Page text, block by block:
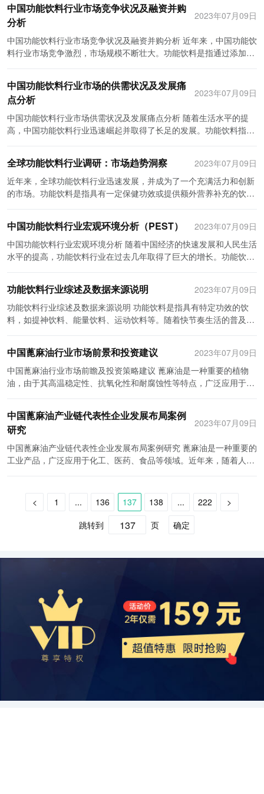
提升免疫力和调节身体机能，受到关注健康养生的中老年人的关注。
其次，功能饮料的消费者群体也呈现出多样化的趋势。尽管年轻人和
运动爱好者仍然是功能饮料的主要消费群体，但随着功能饮料产品越
来越多样化，不同年龄段和不同职业的消费者也开始关注并使用功能
饮料。例如，中老年人对于保持健康和延缓衰老的需求，成为功能饮
化。传统的销售渠道仍然是功能饮料销售的主要方式，如超市、便利
店和药店等。但随着电商的兴起和消费者线上购物习惯的逐渐养成，
越来越多的功能饮料企业开始在电商平台进行销售。此外，一些新兴
的销售渠道也开始兴起，如健身房、运动场馆等。这些新型渠道的出
现，使得消费者更加便捷地购买到自己所需的功能饮料产品。 然而，
日趋激烈，功能饮料产品同质化现象严重。消费者难以在各种功能饮
料产品中找到真正适合自己需求的产品，也容易导致功能饮料市场的
泡沫化。另一方面，对于功能饮料可能带来的潜在风险和副作用，消
费者也存在一定的担忧。功能饮料企业需要加强产品研发和质量控
追求，以及不同功能饮料产品的多样化与个性化，推动了功能饮料行
业的快速成长。未来，功能饮料企业需要不断创新，增强产品差异化
竞争力，并加强市场营销和品牌建设，以满足消费者的需求，实现更
素、矿物质、纤维素等。这类产品的发展空间巨大，主要吸引消费者
的是其保健和补充营养的功能。目前市场上，脆弱消费者群体如老年
人、孕妇、儿童等对健康饮品的需求日益增长。此外，面临着高压生
活和工作的年轻人也开始关注保健饮品的选择。因此，健康饮品市场
有望在未来继续迎来更多的机会与挑战。 再次是功能性果蔬饮料。功
抗氧化物质等成分。这类产品在中国市场上得到了广泛的认可。尤其
是那些关注生活健康、追求天然、健康的消费者群体。各种融合果蔬
和功能性成分的饮料，如含有维生素C、胶原蛋白的果蔬饮料等，都
受到消费者的追捧。这类产品的发展势头非常迅猛，市场前景广阔。
最后是功能性饮料中的运动饮料。运动饮料是专为体育运动者设计的
动饮料市场也得到了相应的发展。目前，不少国内外知名品牌都开始
在中国市场推出各类运动饮料。适应运动人群需求的创新产品和口味
多样化，更进一步推动了这一市场的增长。 综上所述，中国的功能饮
料行业细分产品市场呈现出多元化和不断发展的态势。能量饮料、健
科技的进步和消费者意识的提升，功能饮料市场仍然具有很大的发展
潜力。唯有不断提升产品品质，满足消费者的需求，才能更好地推动
这一市场的发展。
的产业链支撑着整个行业的发展。本文将对中国功能饮料产业链进行
全景梳理，并对配套产业的发展进行分析。 功能饮料产业链主要包括
原料供应、生产加工、包装销售以及配送等环节。首先是原料供应环
节，主要涉及到水、果汁、糖、能量饮料配方和生物活性成分等各种
发、生产工艺以及质量控制等。不同的功能饮料对生产工艺的要求不
同，例如含有添加剂的功能饮料需要严格的生产工艺控制。然后是包
装销售环节，包括饮料包装材料的选取和生产、产品包装设计以及销
售和推广等。好的包装设计可以提升产品的识别度和美感，从而吸引
更多消费者。最后是配送环节，包括产品的运输、仓储和销售渠道的
的发展对功能饮料产业链的发展起到了重要的支撑作用。首先是包装
等。随着功能饮料市场的不断扩大，包装材料行业也得到了迅猛发
展。其次是糖业和果汁行业，功能饮料常常需要添加糖和果汁，所以
和生物技术行业，功能饮料的研发和生产需要依靠先进的科技和生物
统，以便及时将产品送达消费者手中。 然而，功能饮料产业链也面临
着一些挑战和问题。首先是市场竞争激烈，功能饮料品牌众多，市场
次是质量安全问题，功能饮料涉及的原料多样性较大，如果没有严格
的质量控制和监管机制，可能会存在质量安全问题。此外，功能饮料
行业也需要加强产品标准化和法律法规的制定与执行，以保证市场的
健康发展。 总的来说，中国功能饮料产业链庞大而复杂，涉及到多个
的增加，功能饮料市场的未来发展潜力巨大。然而，企业需要密切关
注市场竞争和质量安全等问题，通过创新和提升产品质量来不断拓展
市场份额，实现可持续发展。同时，相关政府部门也应加强对功能饮
料行业的管理和监管，制定更加完善的标准和政策，为功能饮料行业
中国功能饮料行业市场竞争状况及融资并购
分析
2023年07月09日
中国功能饮料行业市场竞争状况及融资并购分析 近年来，中国功能饮
料行业市场竞争激烈，市场规模不断壮大。功能饮料是指通过添加一
参与。 首先，市场竞争状况。中国的功能饮料市场正处于增长阶段，
市场需求不断增加。随着人们生活方式的改变和健康意识的提升，消
费者对功能性饮料的需求也在不断增加。同时，功能饮料市场的竞争
格局也在不断发生变化。目前，市场上主要还是以大品牌和知名企业
的市场竞争中，融资并购成为企业拓展市场和提升实力的重要手段。
大品牌企业通过并购其他品牌或者与其他企业合作，可以实现资源的
整合和市场份额的扩大。同时，通过融资并购，企业还可以引入更多
的资金和技术，提升产品的研发能力和市场竞争力。因此，融资并购
挑战。首先是市场选择的风险。在选择并购目标企业时，企业需要对
目标企业的市场和前景进行全面和准确的评估，避免投资的风险。其
次是整合和管理的挑战。融资并购后，企业需要进行资源的整合和管
理，确保各个环节的顺利衔接，以达到预期效果。 总结起来，中国功
新、拓展市场，提升产品品质和服务水平。融资并购是企业拓展市场
和提升实力的重要手段，但也需要注意风险和挑战。企业在进行融资
并购时，需要充分评估并确保目标企业的市场前景及整合能力，同时
注重资源整合和管理，以实现预期的效果。 随着中国经济的不断发
长势头。企业需要抓住市场机遇，加大产品研发和市场推广，进一步
具，但在进行融资并购时也需要谨慎决策，以降低风险和增加成功的
几率。功能饮料行业的竞争将进一步激烈，企业需要持续调整策略，
中国功能饮料行业市场的供需状况及发展痛
点分析
2023年07月09日
中国功能饮料行业市场供需状况及发展痛点分析 随着生活水平的提
高，中国功能饮料行业迅速崛起并取得了长足的发展。功能饮料指的
料。它们可以提供能量、改善体力、增强免疫力、促进消化等功效。
本文将从市场供需状况和发展痛点两个方面对中国功能饮料行业进行
分析。 首先，从供需状况来看，中国功能饮料行业市场前景广阔，需
求持续增长。随着人们生活节奏的加快和工作压力的增加，功能饮料
2025年，市场规模将超过千亿元人民币。 其次，中国功能饮料市场
的发展痛点也逐渐凸显。首先是市场竞争激烈，品牌同质化现象严
重。目前市场上的功能饮料品牌众多，产品种类繁多，但很多产品功
质量和安全问题。在功能饮料市场中，一些不法商家为了追求利益最
大化，采用低成本的原料和工艺，严重影响了产品质量和安全性。此
外，市场监管机构对功能饮料行业的监管力度相对较弱，导致了市场
都是传统的广告宣传和促销手段，缺乏创新和差异化。这导致了消费
者对功能饮料的认知和接受度有限，增加了产品推广和销售的难度。
针对以上市场现状和发展痛点，中国功能饮料行业有必要采取相应的
措施来促进行业的发展。首先，企业需加强产品创新，不断推出具有
市场监管的力度，严厉打击违法违规行为，保证市场的公平竞争环境
和消费者权益的保护。另外，企业还可以探索新的营销方式，如利用
料的认知和接受度。 总之，中国功能饮料行业市场供需状况良好，但
也存在一些发展痛点需要解决。只有在加强产品创新、增加监管力度
全球功能饮料行业调研：市场趋势洞察
2023年07月09日
近年来，全球功能饮料行业迅速发展，并成为了一个充满活力和创新
的市场。功能饮料是指具有一定保健功效或提供额外营养补充的饮
品和不断增长的市场份额吸引了越来越多的消费者和投资者的关注。
功能饮料市场的发展现状可以用两个关键词概括：创新和多样化。近
年来，功能饮料市场迎来了许多新产品和创新概念。作为市场发展的
重要驱动力之一，功能饮料企业不断推出新品种和改进配方，以满足
上功能饮料的多样性也在不断增加。消费者们对于不同功效和口味的
功能饮料有着不同的需求，这促使功能饮料企业推出了更多种类的产
品。无糖饮料、低糖饮料和天然成分饮料等，都在市场上占据了一定
养的重视日益增加，功能饮料市场有望继续发展。据市场调研公司的
数据显示，预计未来几年全球功能饮料市场将以每年超过10％的复合
增长率增长。这主要得益于消费者对健康饮食和生活方式的追求。 例
分和电解质，有效帮助人们在运动过程中保持身体健康和性能提升。
因此，运动饮料市场有望继续增长。 另外，年轻一代对于功能饮料的
需求也呈现出增长趋势。这一代消费者更加注重健康和活力，更愿意
购买具有营养和功能的饮料。他们追求刺激，喜欢尝试新产品和新概
念，这为功能饮料行业提供了巨大的发展机会。 然而，功能饮料行业
越多的品牌进入市场，竞争日益激烈。企业需要不断改进产品和营销
策略，以脱颖而出。 其次，消费者对于功能饮料的保健和安全性的关
至有一些产品含有可能对健康有害的成分。因此，企业需要通过研究
安全性的关注，以保持市场竞争力。
中国功能饮料行业宏观环境分析（PEST）
2023年07月09日
中国功能饮料行业宏观环境分析 随着中国经济的快速发展和人民生活
水平的提高，功能饮料行业在过去几年取得了巨大的增长。功能饮料
业的宏观环境进行分析。 首先，政治因素在功能饮料行业的发展中起
到了重要的作用。政府对食品和饮料行业的监管力度不断增强，要求
企业提高生产工艺和质量标准。政府还加强了对广告和宣传活动的监
糖饮品。 其次，经济因素对功能饮料行业的增长起到了关键作用。中
国的经济发展和中产阶级的壮大催生了更多消费者的购买力。这些消
费者对功能饮料的需求逐渐增加，推动了市场的扩大。此外，互联网
业产生了深远的影响。中国人民生活水平的提高使得人们更加注重健
康和养生。功能饮料作为一种健康饮品受到越来越多人的青睐。此
外，年轻一代对个性化和创新的消费需求也推动了功能饮料行业的发
展，他们喜欢尝试不同口味和功能的产品，追求新鲜、独特的体验。
最后，技术因素在功能饮料行业中起到了重要的推动作用。随着科技
新技术的引入使得功能饮料可以更好地保持新鲜度和口感，从而满足
消费者对产品质量的要求。此外，技术的发展还使得新的功能饮料产
治、经济、社会和技术方面的宏观环境因素的共同作用下取得了快速
功能饮料行业综述及数据来源说明
2023年07月09日
功能饮料行业综述及数据来源说明 功能饮料是指具有特定功效的饮
料，如提神饮料、能量饮料、运动饮料等。随着快节奏生活的普及，
功能饮料行业是一个快速增长的市场，这主要归因于现代生活中对健
康和活力的追求。人们希望通过功能饮料来提高精力和忍耐力，以更
好地面对日常挑战。此外，功能饮料还吸引了运动员和健身爱好者等
康意识的增强和对天然成分的需求也促进了功能饮料行业的发展。消
费者倾向于选择不含人工添加剂和防腐剂的功能饮料。 另一个推动功
能饮料市场快速增长的因素是不断增长的在线销售渠道。电子商务的
兴起使消费者能够更加便捷地购买功能饮料，为市场提供了更大的发
展空间。 数据来源说明 为了提供准确的数据支持，以下是本文中涉
能饮料行业的市场研究报告，其中包含了市场规模、增长率、趋势和
预测等信息。这些报告通常提供权威可靠的数据来源，如行业协会、
会定期发布关于食品和饮料行业的统计报告。这些数据通常包括市场
靠，且为公众所接受。 3. 大规模调查：有时候，市场研究公司会进
内知名企业数据：一些功能饮料行业的领军企业会公开发布其销售数
据和市场份额等信息。这些企业的数据可以作为行业发展的重要参
考，但需要注意是否有可能存在商业利益相关的偏差。 在使用数据
时，读者需要注意数据的来源可靠性和数据范围的适用性。同时，不
同数据来源可能存在一定的差异，读者可以结合多个数据来源对功能
饮料行业进行全面的分析和了解。 总结 功能饮料行业是一个快速增
长的市场，受到了消费者对健康和活力的追求的推动。能量饮料市场
知名企业数据等，读者在使用数据时需要注意来源可靠性和适用性。
中国蓖麻油行业市场前景和投资建议
2023年07月09日
中国蓖麻油行业市场前瞻及投资策略建议 蓖麻油是一种重要的植物
油，由于其高温稳定性、抗氧化性和耐腐蚀性等特点，广泛应用于食
得了快速发展，不仅满足了国内市场的需求，还出口到世界各地。本
文将展望未来中国蓖麻油行业市场，并提供一些建议供投资者参考。
首先，中国蓖麻油行业有望继续保持增长。随着人们对健康和天然产
品的需求增加，蓖麻油作为一种天然、有机的植物油，将受到更多消
费者的青睐。同时，国内外对蓖麻油的需求也在增加。中国蓖麻油行
先，蓖麻油的生产过程比较复杂，需要技术和设备支持。目前，中国
蓖麻油行业中技术实力较强的企业较少，这限制了产能的扩大和产品
质量的提高。其次，虽然蓖麻油的市场潜力巨大，但其价格较高，相
对于其他植物油而言，仍然相对较小众。因此，中国蓖麻油行业需要
麻油行业是一个值得关注的领域。首先，投资者可以选择投资该行业
地或种植技术，并与农户建立长期稳定的合作关系。 其次，投资者可
以选择投资蓖麻油生产和加工的企业。目前，中国蓖麻油行业中的领
先企业主要集中在江苏、浙江和广东等地。投资者可以注意这些企业
的发展情况，并观察其在市场推广、品牌建设和技术提升方面的努
力。对于有实力的企业，投资者可以考虑通过股票投资或直接投资合
作，分享其成长带来的红利。 最后，投资者应该密切关注相关政策的
变化。随着社会对健康和环保的重视程度提高，相关政策的出台将会
中国蓖麻油产业链代表性企业发展布局案例
研究
2023年07月09日
中国蓖麻油产业链代表性企业发展布局案例研究 蓖麻油是一种重要的
工业产品，广泛应用于化工、医药、食品等领域。近年来，随着人们
这些代表性企业为案例，分析其发展战略和布局，展示中国蓖麻油产
业的发展。 第一个代表性企业是中国石化集团公司旗下的一家企业。
该企业是中国蓖麻油产业链中的一环，以其强大的资金实力和技术支
外的化工企业合作，积极开展技术创新和产品研发，不断提高产品质
业在蓖麻油产业链上主要从事产品加工和销售。他们通过积极推广蓖
麻油的营养价值和健康功效，开发出一系列健康食品和保健品。他们
的产品覆盖了各个年龄段的消费者，深受市场欢迎。该企业还注重品
牌建设和市场推广，通过建立线上线下销售渠道，拓展了销售网络，
并提高了产品的知名度和竞争力。他们的成功经验为蓖麻油产业的发
展提供了借鉴。 第三个代表性企业是一家生物科技公司。该企业通过
< 1 ... 136 137 138 ... 222
>
跳转到
页 确定